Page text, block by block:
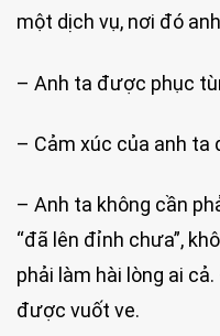
một dịch vụ, nơi đó
– Anh ta được phục
– Cảm xúc của anh
– Anh ta không cần
“đã lên đỉnh chưa”,
phải làm hài lòng ai
được vuốt ve.